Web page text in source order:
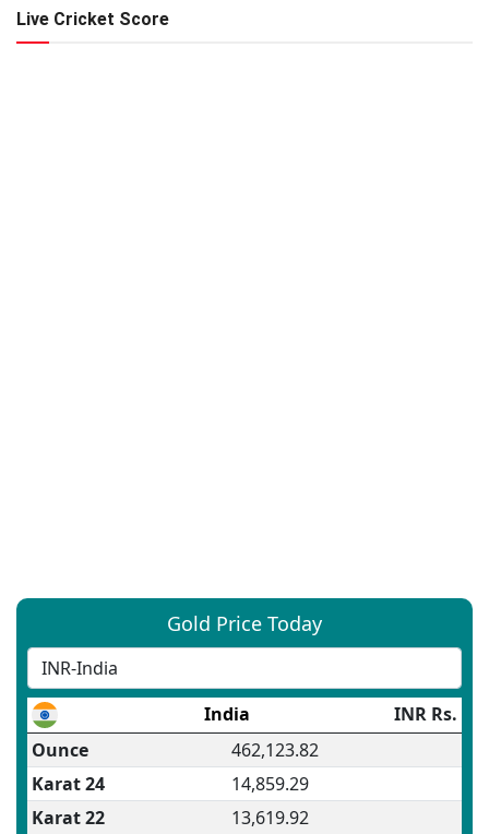
Live Cricket Score